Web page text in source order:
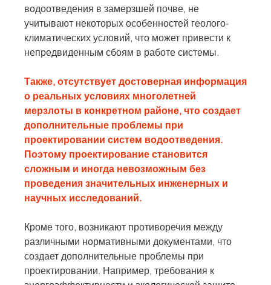
водоотведения в замерзшей почве, не
учитывают некоторых особенностей геолого-
климатических условий, что может привести к
непредвиденным сбоям в работе системы.
Также, отсутствует достоверная информация
о реальных условиях многолетней
мерзлоты в конкретном районе, что создает
дополнительные проблемы при
проектировании систем водоотведения.
Поэтому проектирование становится
сложным и иногда невозможным без
проведения значительных инженерных и
научных исследований.
Кроме того, возникают противоречия между
различными нормативными документами, что
создает дополнительные проблемы при
проектировании. Например, требования к